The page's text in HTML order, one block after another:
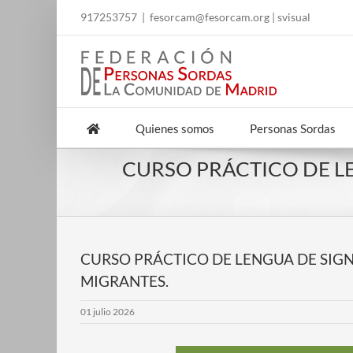
917253757 | fesorcam@fesorcam.org | svisual
Quienes somos Personas Sordas
CURSO PRÁCTICO DE
CURSO PRÁCTICO DE LENGUA DE
MIGRANTES.
01 julio 2026